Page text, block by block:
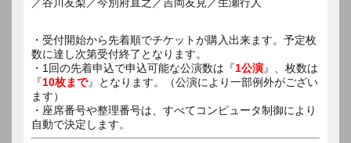
・受付開始から先着順でチケットが購入出来ます。予定枚
数に達し次第受付終了となります。
・1回の先着申込で申込可能な公演数は『1公演』、枚数は
『10枚まで』となります。（公演により一部例外がござい
ます）
・座席番号や整理番号は、すべてコンピュータ制御により
自動で決定します。